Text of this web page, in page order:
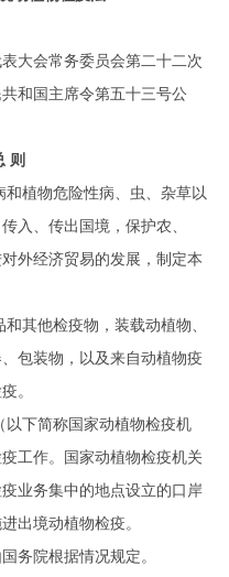
表大会常务委员会第二十二次
和国主席令第五十三号公
则
植物危险性病、虫、杂草以
入、传出国境，保护农、
外经济贸易的发展，制定本
其他检疫物，装载动植物、
包装物，以及来自动植物疫
。
以下简称国家动植物检疫机
工作。国家动植物检疫机关
业务集中的地点设立的口岸
出境动植物检疫。
务院根据情况规定。